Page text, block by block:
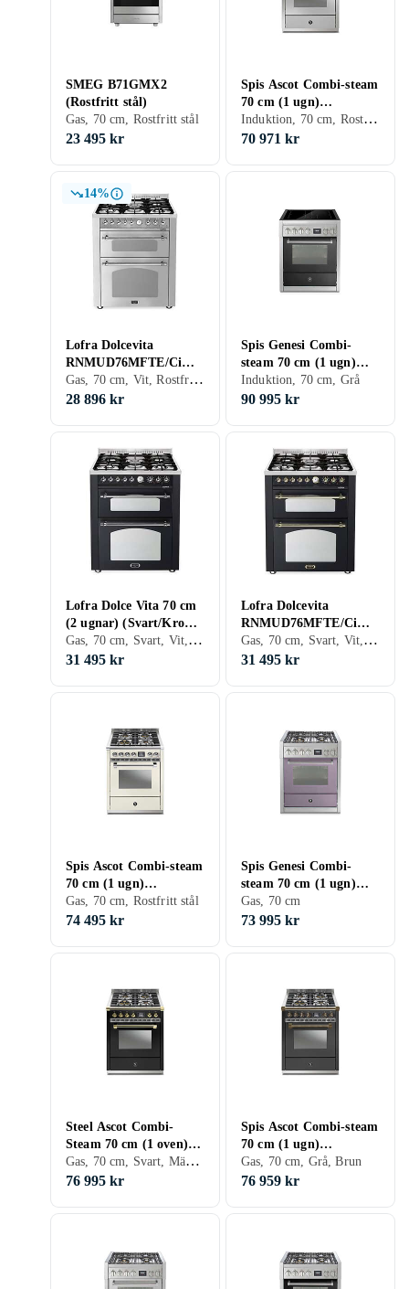
SMEG B71GMX2
(Rostfritt stål)
Gas, 70 cm, Rostfritt stål
23 495 kr
Spis Ascot Combi-steam
70 cm (1 ugn)
Induktion
Induktion, 70 cm, Rostfritt stål
70 971 kr
14%
Lofra Dolcevita
RNMUD76MFTE/Ci
Gas (Rostfri)
Gas, 70 cm, Vit, Rostfritt stål, Mässing
28 896 kr
Spis Genesi Combi-
steam 70 cm (1 ugn)
Induktion
Induktion, 70 cm, Grå
90 995 kr
Lofra Dolce Vita 70 cm
(2 ugnar) (Svart/Krom)
Gas
Gas, 70 cm, Svart, Vit, Rostfritt stål
31 495 kr
Lofra Dolcevita
RNMUD76MFTE/Ci
Gas (Svart)
Gas, 70 cm, Svart, Vit, Brun, Rostfritt stål, Mässing
31 495 kr
Spis Ascot Combi-steam
70 cm (1 ugn)
(Nuvola/Chrome) Gas
Gas, 70 cm, Rostfritt stål
74 495 kr
Spis Genesi Combi-
steam 70 cm (1 ugn)
(Ametista) Gas
Gas, 70 cm
73 995 kr
Steel Ascot Combi-
Steam 70 cm (1 oven)
(Nero/Brass) Gas
Gas, 70 cm, Svart, Mässing
76 995 kr
Spis Ascot Combi-steam
70 cm (1 ugn)
(Antracite/Bronze) Gas
Gas, 70 cm, Grå, Brun
76 959 kr